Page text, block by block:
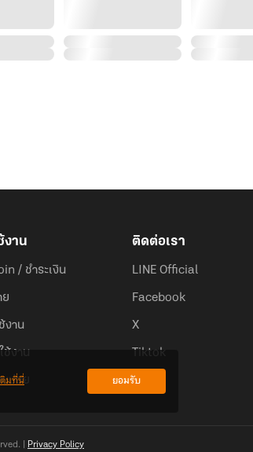
งาน
/ ชำระเงิน
ย
งาน
ช้งาน
บ่อย
ติดต่อเรา
LINE Official
Facebook
X
Tiktok
| Privacy Policy
ติมที่นี่ ยอมรับ